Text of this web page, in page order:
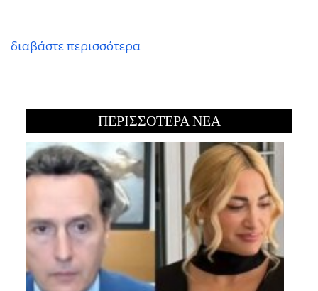
διαβάστε περισσότερα
ΠΕΡΙΣΣΟΤΕΡΑ ΝΕΑ